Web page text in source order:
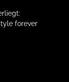
forever